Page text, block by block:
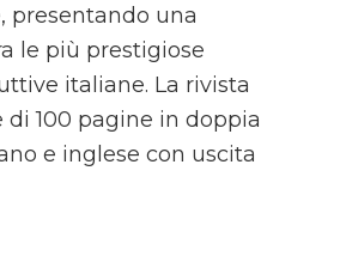
presentando una
le più prestigiose
italiane. La rivista
di 100 pagine in doppia
e inglese con uscita